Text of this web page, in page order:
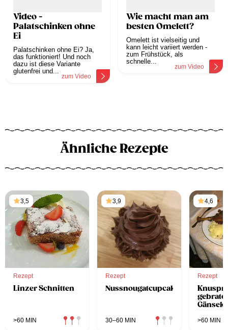
Video -
Palatschinken ohne
Ei
Palatschinken ohne Ei? Ja,
das funktioniert! Und noch
dazu ist diese Variante
glutenfrei und...
zum Video
Wie macht man am
besten Omelett?
Omelett ist vielseitig und
kann leicht variiert werden -
zum Frühstück, als
schnelle...
zum Video
Ähnliche Rezepte
3,5
Rezept
Linzer Schnitten
>60 MIN
3,9
Rezept
Nussnougatcupcakes
30–60 MIN
4,6
Rezept
>60 MIN